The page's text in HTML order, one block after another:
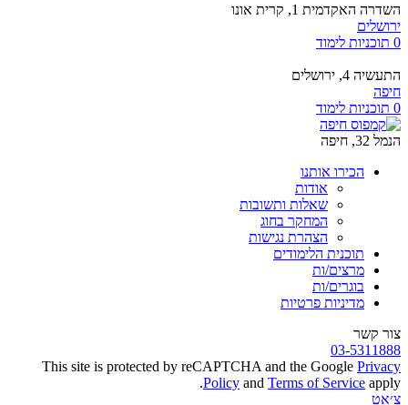
השדרה האקדמית 1, קרית אונו
ירושלים
0 תוכניות לימוד
התעשיה 4, ירושלים
חיפה
0 תוכניות לימוד
הנמל 32, חיפה
הכירו אותנו
אודות
שאלות ותשובות
המחקר בחוג
הצהרת נגישות
תוכנית הלימודים
מרצים/ות
בוגרים/ות
מדיניות פרטיות
צור קשר
03-5311888
This site is protected by reCAPTCHA and the Google Privacy
Policy and Terms of Service apply.
צ׳אט